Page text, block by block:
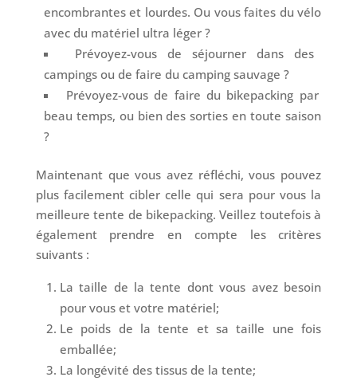
encombrantes et lourdes. Ou vous faites du vélo
avec du matériel ultra léger ?
Prévoyez-vous de séjourner dans des
campings ou de faire du camping sauvage ?
Prévoyez-vous de faire du bikepacking par
beau temps, ou bien des sorties en toute saison
?
Maintenant que vous avez réfléchi, vous pouvez
plus facilement cibler celle qui sera pour vous la
meilleure tente de bikepacking. Veillez toutefois à
également prendre en compte les critères
suivants :
La taille de la tente dont vous avez besoin
pour vous et votre matériel;
Le poids de la tente et sa taille une fois
emballée;
La longévité des tissus de la tente;